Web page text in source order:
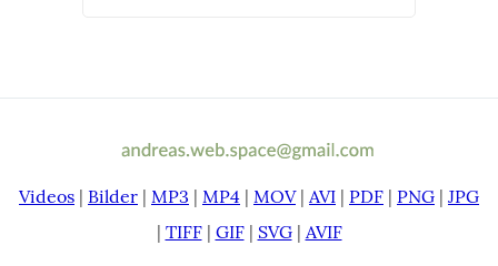
Videos | Bilder | MP3 | MP4 | MOV| AVI | PDF | PNG | JPG
| TIFF| GIF| SVG| AVIF